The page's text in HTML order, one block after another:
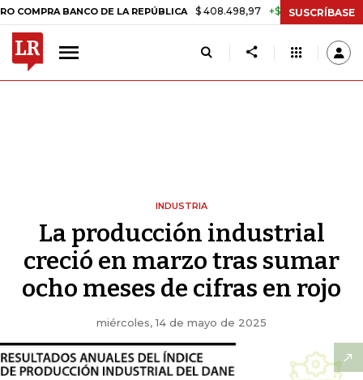
BANCO DE LA REPÚBLICA $ 408.498,97 +$ 8.753,81 +2,19%
SUSCRÍBASE
INDUSTRIA
La producción industrial
creció en marzo tras sumar
ocho meses de cifras en rojo
miércoles, 14 de mayo de 2025